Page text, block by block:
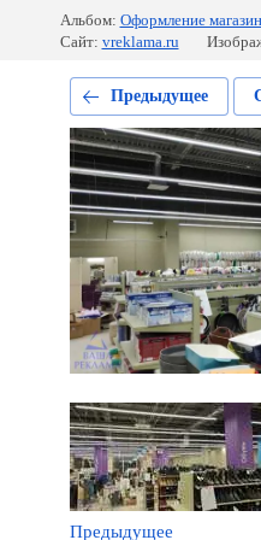
Альбом: Оформление
Сайт: vreklama.ru
Предыдущее
Предыдущее